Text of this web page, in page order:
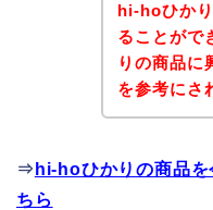
hi-hoひか
ることがで
りの商品に
を参考にさ
⇒ hi-hoひかりの商品を
ちら